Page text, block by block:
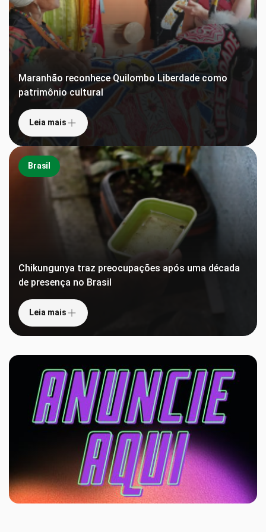
Maranhão reconhece Quilombo Liberdade como
patrimônio cultural
Leia mais
Brasil
Chikungunya traz preocupações após uma década
de presença no Brasil
Leia mais